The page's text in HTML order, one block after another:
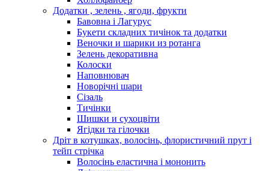
Додатки , зелень , ягоди, фрукти
Бавовна і Лагурус
Букети складних тичінок та додатки
Веночки и шарики из ротанга
Зелень декоративна
Колоски
Наповнювач
Новорічні шари
Сізаль
Тичінки
Шишки и сухоцвіти
Ягідки та гілочки
Дріт в котушках, волосінь, флористичний прут і
тейп стрічка
Волосінь еластична і мононить